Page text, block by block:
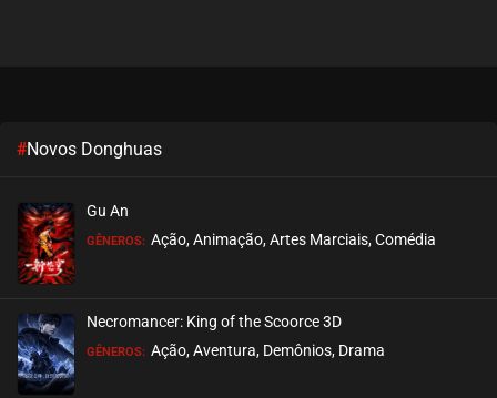
#Novos Donghuas
Gu An
GÊNEROS: Ação, Animação, Artes Marciais, Comédia
Necromancer: King of the Scoorce 3D
GÊNEROS: Ação, Aventura, Demônios, Drama